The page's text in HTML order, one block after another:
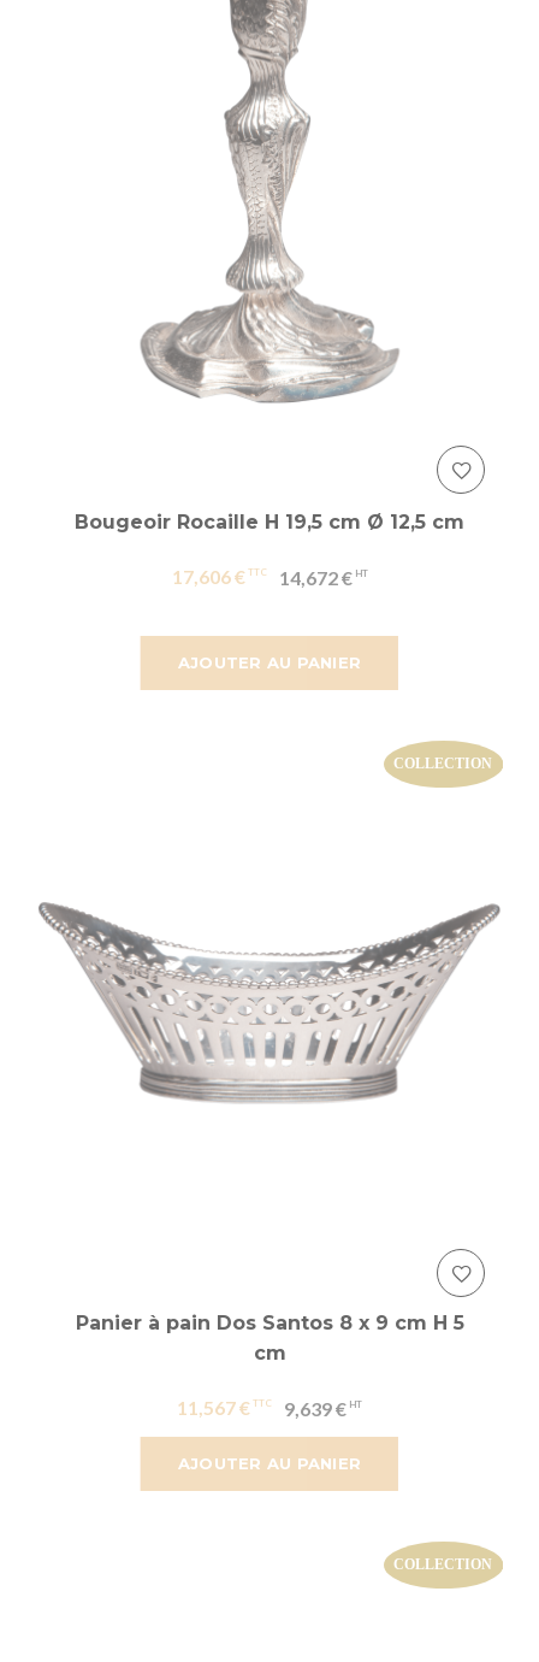
AJOUTER AU PANIER
Bougeoir Rocaille H 19,5 cm Ø 12,5 cm
17,606 € 14,672 €
AJOUTER AU PANIER
Panier à pain Dos Santos 8 x 9 cm H 5
cm
11,567 € 9,639 €